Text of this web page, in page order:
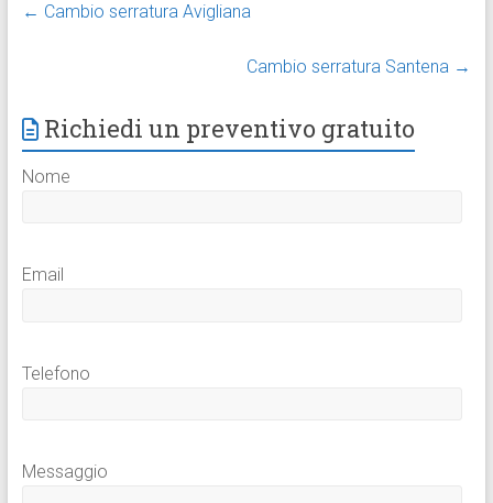
← Cambio serratura Avigliana
Cambio serratura Santena →
Richiedi un preventivo gratuito
Nome
Email
Telefono
Messaggio